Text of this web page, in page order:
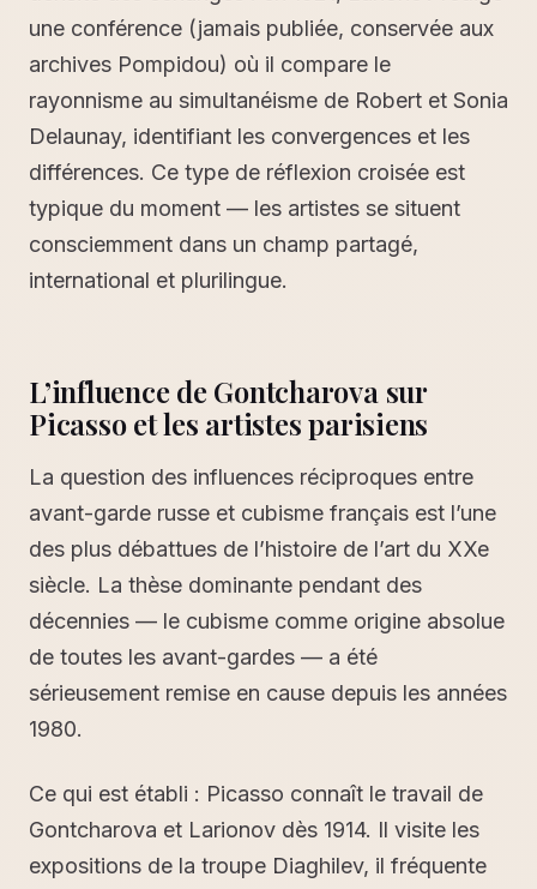
une conférence (jamais publiée, conservée aux
archives Pompidou) où il compare le
rayonnisme au simultanéisme de Robert et Sonia
Delaunay, identifiant les convergences et les
différences. Ce type de réflexion croisée est
typique du moment — les artistes se situent
consciemment dans un champ partagé,
international et plurilingue.
L’influence de Gontcharova sur
Picasso et les artistes parisiens
La question des influences réciproques entre
avant-garde russe et cubisme français est l’une
des plus débattues de l’histoire de l’art du XXe
siècle. La thèse dominante pendant des
décennies — le cubisme comme origine absolue
de toutes les avant-gardes — a été
sérieusement remise en cause depuis les années
1980.
Ce qui est établi : Picasso connaît le travail de
Gontcharova et Larionov dès 1914. Il visite les
expositions de la troupe Diaghilev, il fréquente